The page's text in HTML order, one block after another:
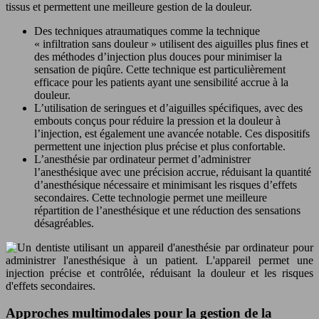
tissus et permettent une meilleure gestion de la douleur.
Des techniques atraumatiques comme la technique
« infiltration sans douleur » utilisent des aiguilles plus fines et
des méthodes d’injection plus douces pour minimiser la
sensation de piqûre. Cette technique est particulièrement
efficace pour les patients ayant une sensibilité accrue à la
douleur.
L’utilisation de seringues et d’aiguilles spécifiques, avec des
embouts conçus pour réduire la pression et la douleur à
l’injection, est également une avancée notable. Ces dispositifs
permettent une injection plus précise et plus confortable.
L’anesthésie par ordinateur permet d’administrer
l’anesthésique avec une précision accrue, réduisant la quantité
d’anesthésique nécessaire et minimisant les risques d’effets
secondaires. Cette technologie permet une meilleure
répartition de l’anesthésique et une réduction des sensations
désagréables.
Approches multimodales pour la gestion de la